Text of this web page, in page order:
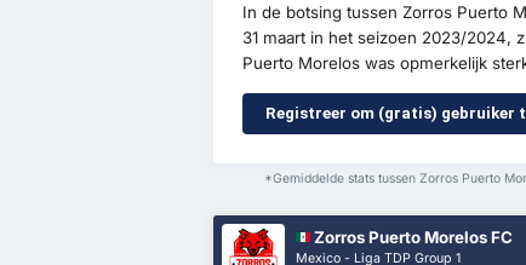
In de botsing tussen Zorros Puerto
31 maart in het seizoen 2023/2024,
Puerto Morelos was opmerkelijk
Registreer om (gratis) gebruiker
*Gemiddelde stats tussen Zorros Puerto
Zorros Puerto Morelos FC
Mexico - Liga TDP Group 1